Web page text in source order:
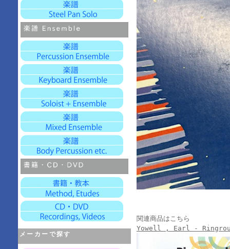
メーカーで探す
関連商品はこちら
Yowell , Earl -